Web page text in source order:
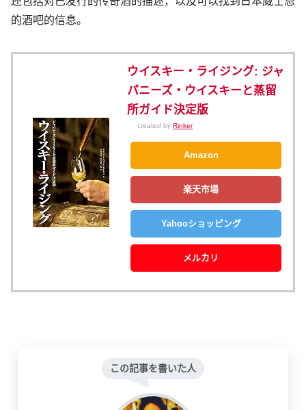
的酒吧的信息。
ウイスキー・ライジング: ジャ
パニーズ・ウイスキーと蒸留
所ガイド決定版
created by Rinker
Amazon
楽天市場
Yahooショッピング
メルカリ
この記事を書いた人